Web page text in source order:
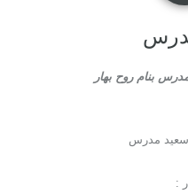
بنام روح بهار
: سعید مدرس
: